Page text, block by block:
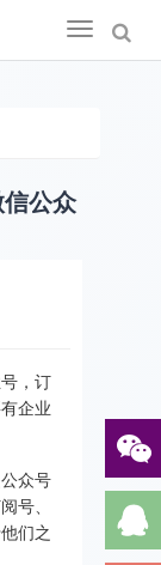
Toggle
navigation
公众
，订
企业
众号
号、
们之